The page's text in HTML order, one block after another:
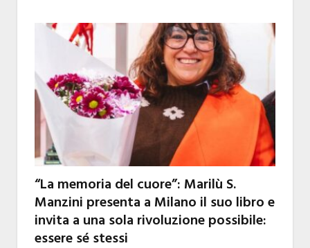
“La memoria del cuore”: Marilù S.
Manzini presenta a Milano il suo libro e
invita a una sola rivoluzione possibile:
essere sé stessi